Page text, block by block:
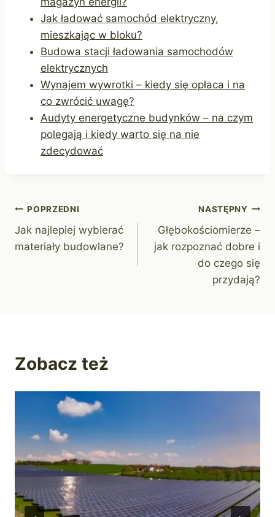
Jak ładować samochód elektryczny,
mieszkając w bloku?
Budowa stacji ładowania samochodów
elektrycznych
Wynajem wywrotki – kiedy się opłaca i na
co zwrócić uwagę?
Audyty energetyczne budynków – na czym
polegają i kiedy warto się na nie
zdecydować
Nawigacja
wpisu
POPRZEDNI
Jak najlepiej wybierać
materiały budowlane?
NASTĘPNY
Głębokościomierze –
jak rozpoznać dobre i
do czego się
przydają?
Zobacz też